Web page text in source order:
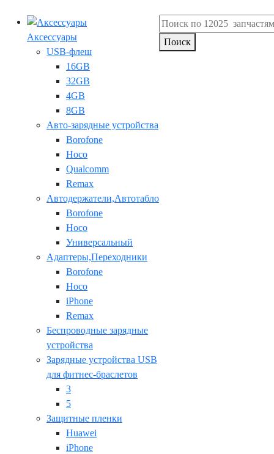
Аксессуары
USB-флеш
16GB
32GB
4GB
8GB
Авто-зарядные устройства
Borofone
Hoco
Qualcomm
Remax
Автодержатели,Автотабло
Borofone
Hoco
Универсальный
Адаптеры,Переходники
Borofone
Hoco
iPhone
Remax
Беспроводные зарядные
устройства
Зарядные устройства USB
для фитнес-браслетов
3
5
Защитные пленки
Huawei
iPhone
Поиск